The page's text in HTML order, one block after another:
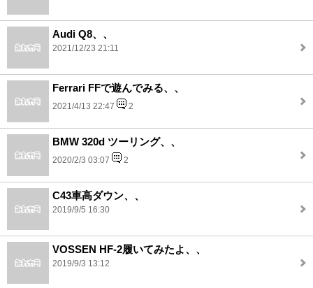
Audi Q8、、
2021/12/23 21:11
Ferrari FFで遊んでみる、、
2021/4/13 22:47 2
BMW 320d ツーリング、、
2020/2/3 03:07 2
C43車高ダウン、、
2019/9/5 16:30
VOSSEN HF-2履いてみたよ、、
2019/9/3 13:12